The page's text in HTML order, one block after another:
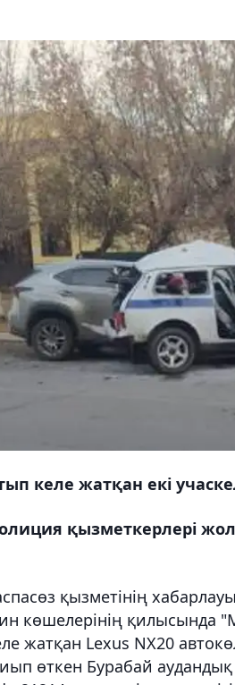
келе жатқан екі
қызметкерлері
қызметінің
көшелерінің қилысында
жатқан Lexus NX20
өткен Бурабай аудандық